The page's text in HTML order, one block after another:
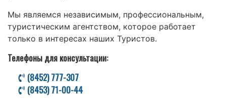
Мы являемся независимым, профессиональным,
туристическим агентством, которое работает
только в интересах наших Туристов.
Телефоны для консультации:
(8452) 777-307
(8453) 71-00-44